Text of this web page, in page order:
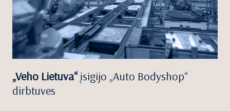
„Veho Lietuva“įsigijo „Auto Bodyshop“
dirbtuves